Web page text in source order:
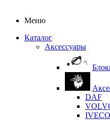
Меню
Каталог
Аксессуары
DAF
IVECO